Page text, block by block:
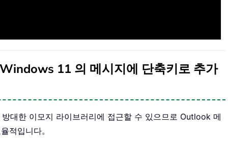
11 의 메시지에 단축키로 추가
대한 이모지 라이브러리에 접근할 수 있으므로 Outlook 메
적입니다。